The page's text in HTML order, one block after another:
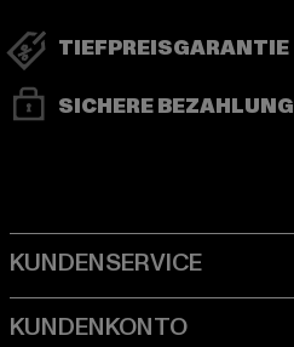
TIEFPREISGARANTIE
SICHERE BEZAHLUNG